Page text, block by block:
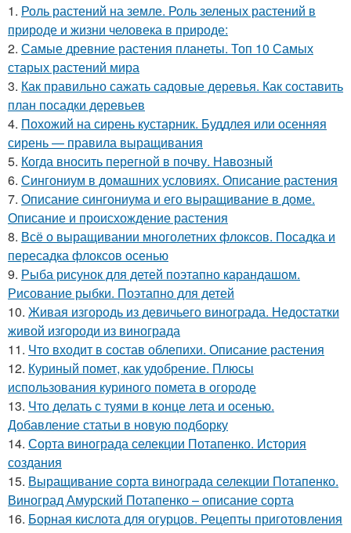
1. Роль растений на земле. Роль зеленых растений в
природе и жизни человека в природе:
2. Самые древние растения планеты. Топ 10 Самых
старых растений мира
3. Как правильно сажать садовые деревья. Как составить
план посадки деревьев
4. Похожий на сирень кустарник. Буддлея или осенняя
сирень — правила выращивания
5. Когда вносить перегной в почву. Навозный
6. Сингониум в домашних условиях. Описание растения
7. Описание сингониума и его выращивание в доме.
Описание и происхождение растения
8. Всё о выращивании многолетних флоксов. Посадка и
пересадка флоксов осенью
9. Рыба рисунок для детей поэтапно карандашом.
Рисование рыбки. Поэтапно для детей
10. Живая изгородь из девичьего винограда. Недостатки
живой изгороди из винограда
11. Что входит в состав облепихи. Описание растения
12. Куриный помет, как удобрение. Плюсы
использования куриного помета в огороде
13. Что делать с туями в конце лета и осенью.
Добавление статьи в новую подборку
14. Сорта винограда селекции Потапенко. История
создания
15. Выращивание сорта винограда селекции Потапенко.
Виноград Амурский Потапенко – описание сорта
16. Борная кислота для огурцов. Рецепты приготовления